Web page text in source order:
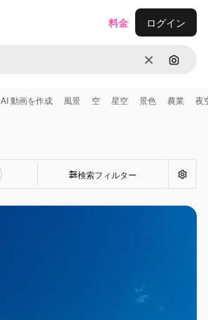
消去 画像で
料金 ログイン
AI 動画を作成 風景 空 星空 景色 農業 夜
検索フィルター